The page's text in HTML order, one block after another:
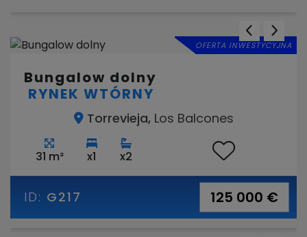
OFERTA INWESTYCYJNA
Bungalow dolny
RYNEK WTÓRNY
Torrevieja, Los Balcones
31 m² x1 x2
ID: G217 125 000 €